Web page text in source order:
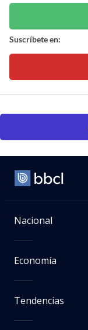
Suscríbete en:
Nacional
Economía
Tendencias